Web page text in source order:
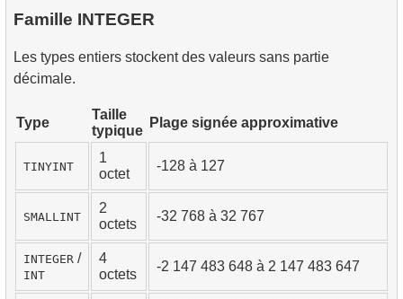
Famille INTEGER
Les types entiers stockent des valeurs sans partie
décimale.
Type
Taille
typique
Plage signée approximative
TINYINT
1
octet
-128 à 127
SMALLINT
2
octets
-32 768 à 32 767
INTEGER /
INT
4
octets
-2 147 483 648 à 2 147 483 647